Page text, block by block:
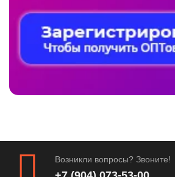
Возникли вопросы? Звоните!